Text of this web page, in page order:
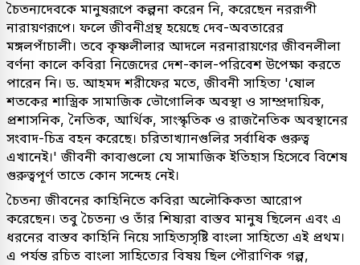
চৈতন্যদেবকে মানুষরূপে কল্পনা করেন নি, করেছেন নররূপী
নারায়ণরূপে। ফলে জীবনীগ্রন্থ হয়েছে দেব-অবতারের
মঙ্গলপাঁচালী। তবে কৃষ্ণলীলার আদলে নরনারায়ণের জীবনলীলা
বর্ণনা কালে কবিরা নিজেদের দেশ-কাল-পরিবেশ উপেক্ষা করতে
পারেন নি। ড. আহমদ শরীফের মতে, জীবনী সাহিত্য 'ষোল
শতকের শাস্ত্রিক সামাজিক ভৌগোলিক অবস্থা ও সাম্প্রদায়িক,
প্রশাসনিক, নৈতিক, আর্থিক, সাংস্কৃতিক ও রাজনৈতিক অবস্থানের
সংবাদ-চিত্র বহন করেছে। চরিতাখ্যানগুলির সর্বাধিক গুরুত্ব
এখানেই।' জীবনী কাব্যগুলো যে সামাজিক ইতিহাস হিসেবে বিশেষ
গুরুত্বপূর্ণ তাতে কোন সন্দেহ নেই।
চৈতন্য জীবনের কাহিনিতে কবিরা অলৌকিকতা আরোপ
করেছেন। তবু চৈতন্য ও তাঁর শিষ্যরা বাস্তব মানুষ ছিলেন এবং এ
ধরনের বাস্তব কাহিনি নিয়ে সাহিত্যসৃষ্টি বাংলা সাহিত্যে এই প্রথম।
এ পর্যন্ত রচিত বাংলা সাহিত্যের বিষয় ছিল পৌরাণিক গল্প,